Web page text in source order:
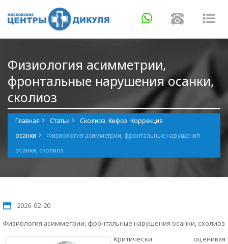
Навигация
Физиология асимметрии,
фронтальные нарушения осанки,
сколиоз
Главная Статьи
Сколиоз. Кифоз. Коррекция
осанки
Физиология асимметрии, фронтальные нарушения
осанки, сколиоз
2026-02-20
Физиология асимметрии, фронтальные нарушения осанки, сколиоз
Критически оценивая